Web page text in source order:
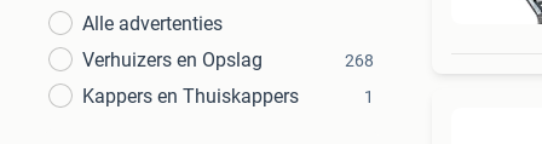
Alle advertenties
Verhuizers en Opslag
268
Kappers en Thuiskappers 1